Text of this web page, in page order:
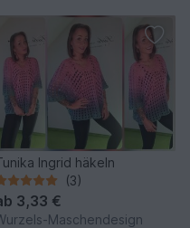
Ingrid häkeln
(3)
3,33 €
Maschendesign